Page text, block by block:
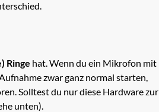
Ringe hat. Wenn du ein Mikrofon mit
zwar ganz normal starten,
Solltest du nur diese Hardware zur
unten).